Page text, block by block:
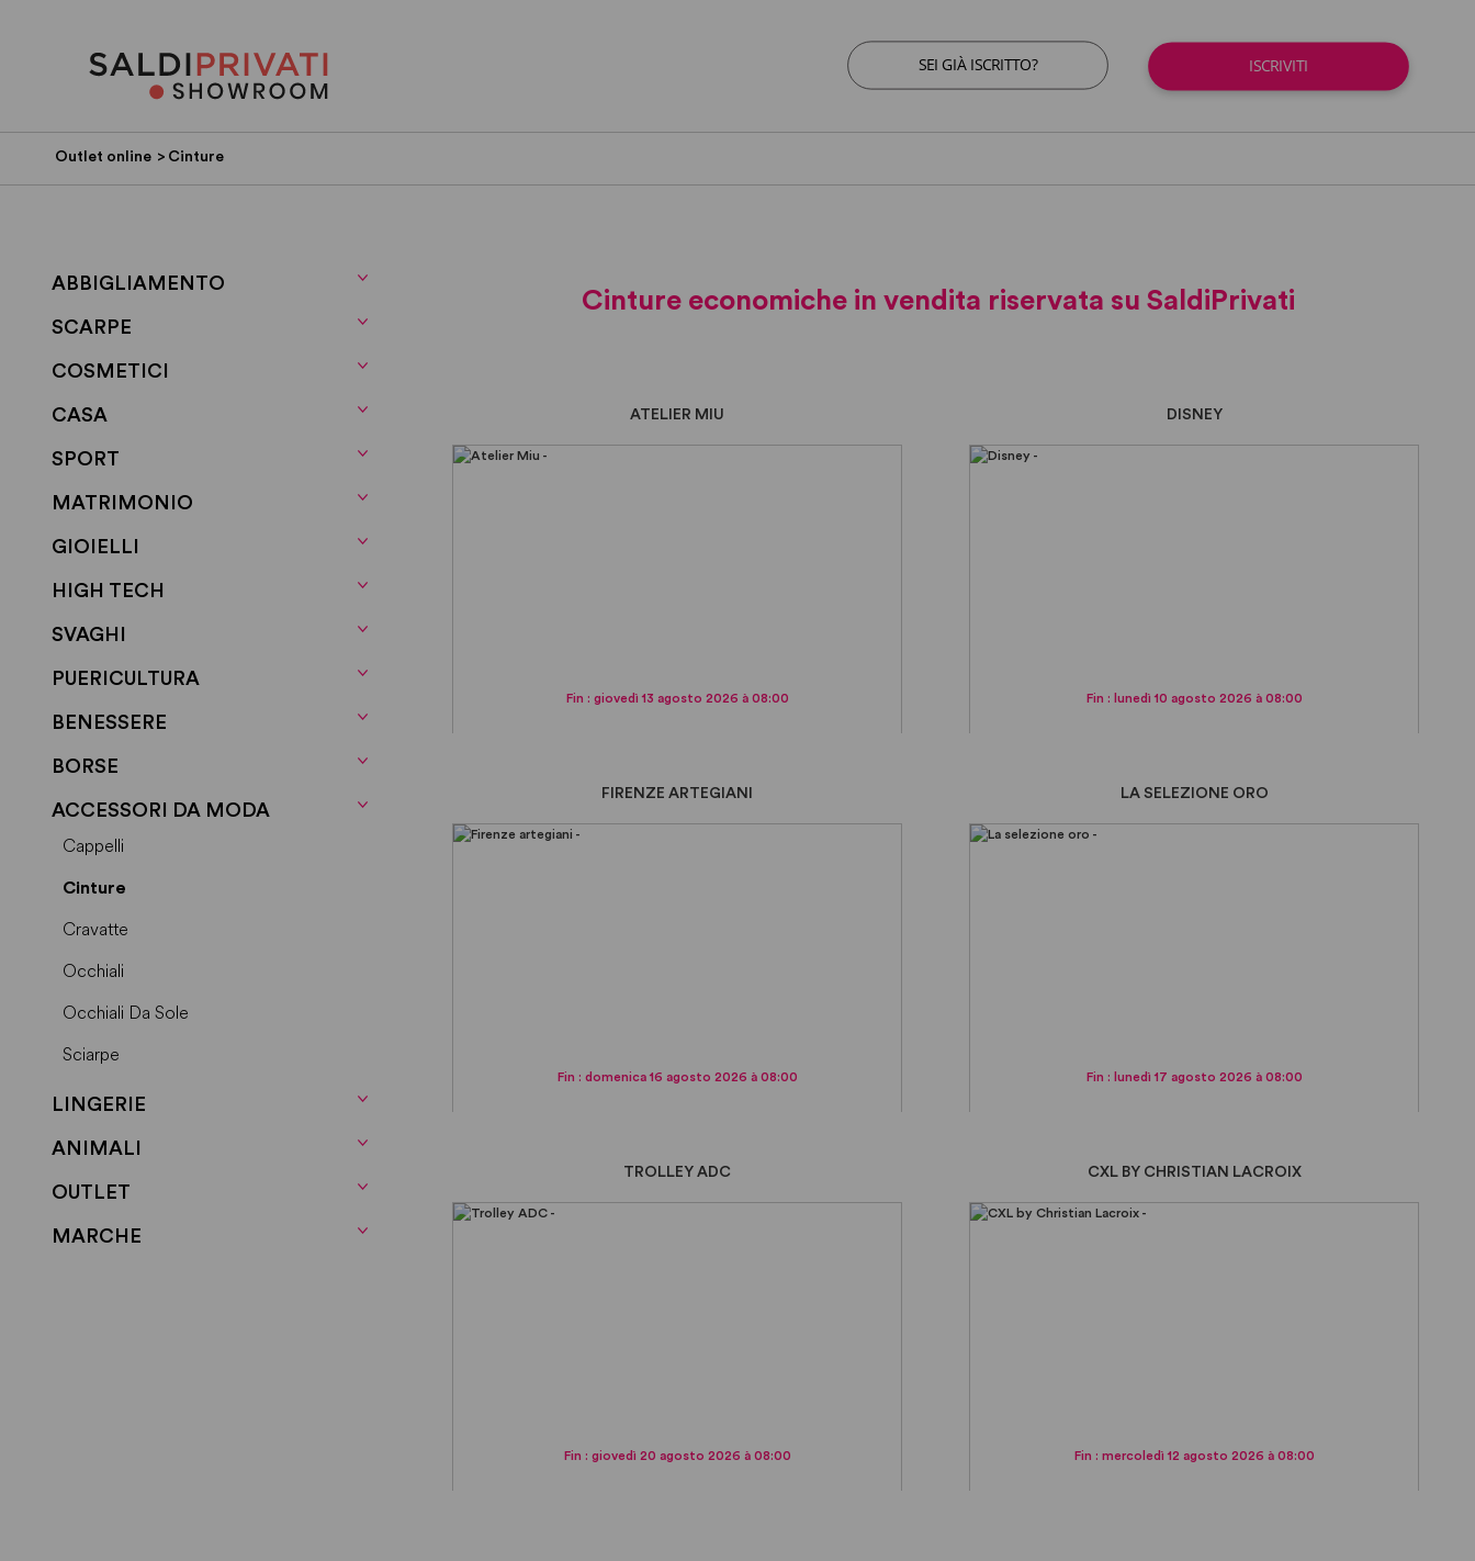
SEI GIÀ ISCRITTO? ISCRIVITI
Outlet online > Cinture
Cinture economiche in vendita riservata su SaldiPrivati
ABBIGLIAMENTO
SCARPE
COSMETICI
CASA
SPORT
MATRIMONIO
GIOIELLI
HIGH TECH
SVAGHI
PUERICULTURA
BENESSERE
BORSE
ACCESSORI DA MODA
Cappelli
Cinture
Cravatte
Occhiali
Occhiali Da Sole
Sciarpe
LINGERIE
ANIMALI
OUTLET
MARCHE
ATELIER MIU
Fin : giovedì 13 agosto 2026 à 08:00
DISNEY
Fin : lunedì 10 agosto 2026 à 08:00
FIRENZE ARTEGIANI
Fin : domenica 16 agosto 2026 à 08:00
LA SELEZIONE ORO
Fin : lunedì 17 agosto 2026 à 08:00
TROLLEY ADC
Fin : giovedì 20 agosto 2026 à 08:00
CXL BY CHRISTIAN LACROIX
Fin : mercoledì 12 agosto 2026 à 08:00